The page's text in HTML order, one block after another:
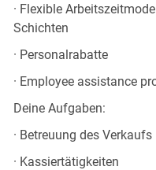
· Flexible
Schichten
· Personalrabatte
· Employee assistance
Deine Aufgaben:
· Betreuung des
· Kassiertätigkeiten